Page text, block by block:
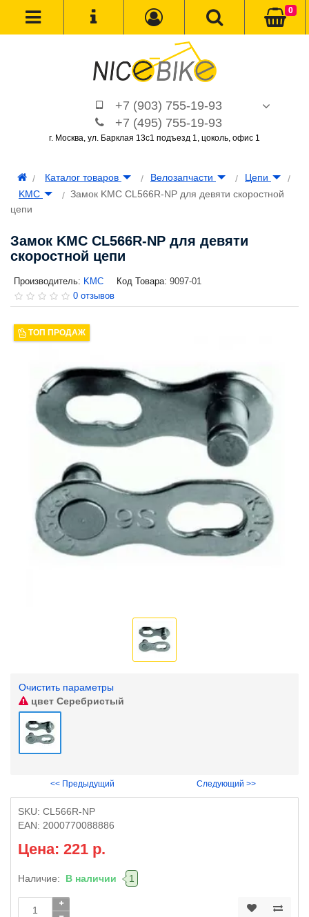
+7 (903) 755-19-93
+7 (495) 755-19-93
г. Москва, ул. Барклая 13с1 подъезд 1, цоколь, офис 1
0
Каталог товаров Велозапчасти
Цепи
KMC
Замок KMC CL566R-NP для девяти скоростной
цепи
Замок KMC CL566R-NP для девяти
скоростной цепи
Производитель: KMC Код Товара: 9097-01
0 отзывов
ТОП ПРОДАЖ
Очистить параметры
цвет Серебристый
<< Предыдущий Следующий >>
SKU: CL566R-NP
EAN: 2000770088886
Цена: 221 р.
Наличие: В наличии 1